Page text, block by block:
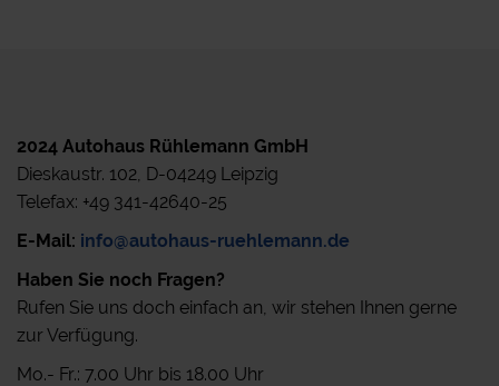
2024 Autohaus Rühlemann GmbH
Dieskaustr. 102, D-04249 Leipzig
Telefax: +49 341-42640-25
E-Mail: info@autohaus-ruehlemann.de
Haben Sie noch Fragen?
Rufen Sie uns doch einfach an, wir stehen Ihnen gerne
zur Verfügung.
Mo.- Fr.: 7.00 Uhr bis 18.00 Uhr